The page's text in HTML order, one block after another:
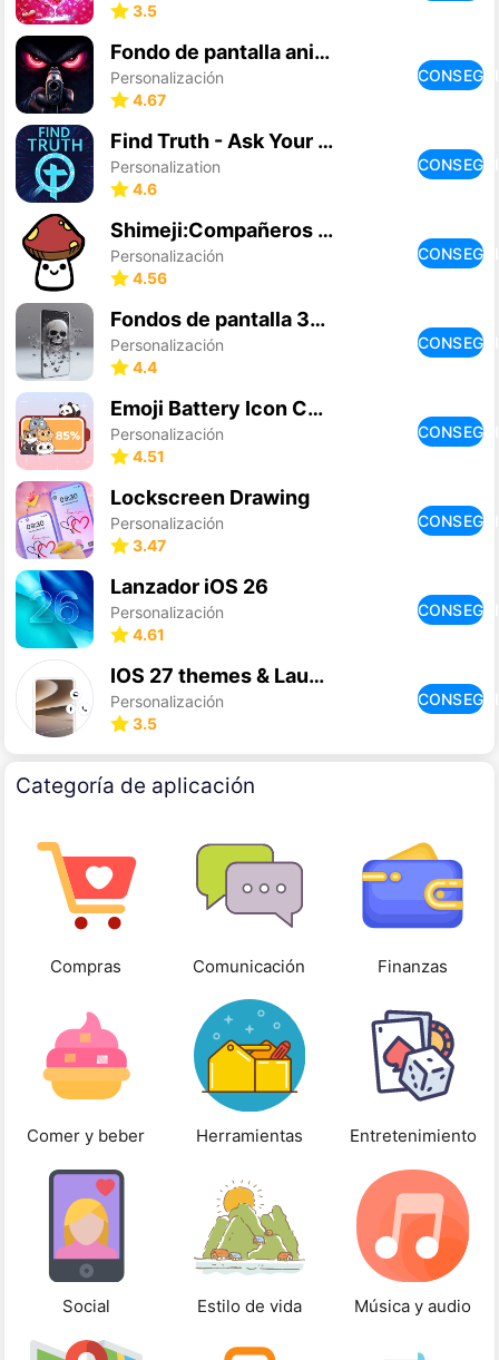
3.5
Fondo de pantalla animado
Personalización
4.67
Find Truth - Ask Your Question
Personalization
4.6
Shimeji:Compañeros de Pantalla
Personalización
4.56
Fondos de pantalla 3D en vivo
Personalización
4.4
Emoji Battery Icon Customize
Personalización
4.51
Lockscreen Drawing
Personalización
3.47
Lanzador iOS 26
Personalización
4.61
IOS 27 themes & Launcher
Personalización
3.5
Categoría de aplicación
Compras Comunicación Finanzas
Comer y beber Herramientas Entretenimiento
Social Estilo de vida Música y audio